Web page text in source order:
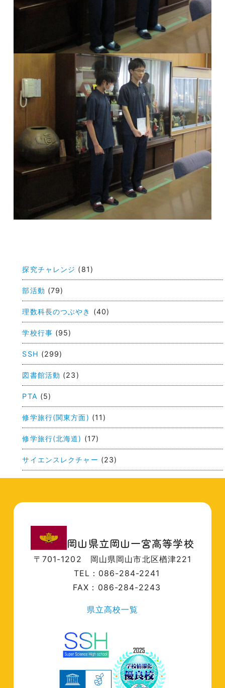
ナ
ビ
ゲ
ー
シ
ョ
ン
探究チャレンジ (81)
部活動 (79)
理数科長のつぶやき (40)
学校行事 (95)
SSH (299)
図書館活動 (23)
PTA (5)
修学旅行(関東方面) (11)
修学旅行(北海道) (17)
サイエンスレクチャー (23)
岡山県立岡山一宮高等学校
〒701-1202 岡山県岡山市北区楢津221
TEL：086-284-2241
FAX：086-284-2243
県立高校一覧